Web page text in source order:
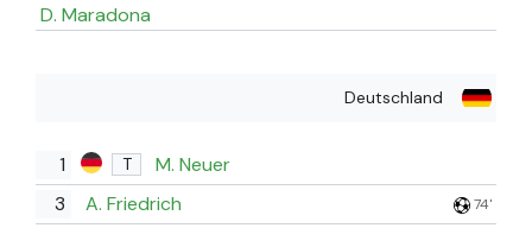
D. Maradona
Deutschland
1 T
M. Neuer
3
A. Friedrich 74'